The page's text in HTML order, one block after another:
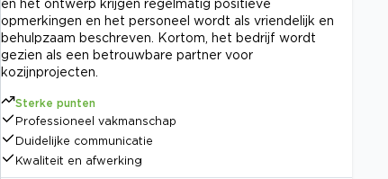
en het ontwerp krijgen regelmatig positieve
opmerkingen en het personeel wordt als vriendelijk en
behulpzaam beschreven. Kortom, het bedrijf wordt
gezien als een betrouwbare partner voor
kozijnprojecten.
Sterke punten
Professioneel vakmanschap
Duidelijke communicatie
Kwaliteit en afwerking